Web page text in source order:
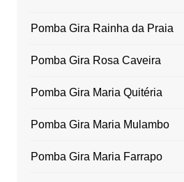
Pomba Gira Rainha da Praia
Pomba Gira Rosa Caveira
Pomba Gira Maria Quitéria
Pomba Gira Maria Mulambo
Pomba Gira Maria Farrapo